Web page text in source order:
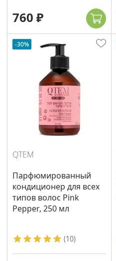
760 ₽
-30%
QTEM
Парфюмированный
кондиционер для всех
типов волос Pink
Pepper, 250 мл
(10)